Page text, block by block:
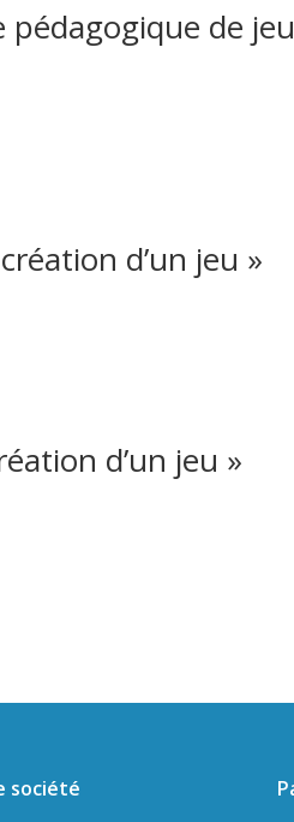
pédagogique de
d’un jeu »
d’un jeu »
société